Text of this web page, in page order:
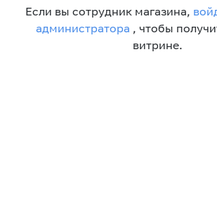
Если вы сотрудник магазина,
администратора , чтобы
витрине.